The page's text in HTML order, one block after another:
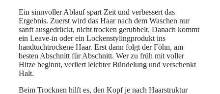
Ein sinnvoller Ablauf spart Zeit und verbessert das
Ergebnis. Zuerst wird das Haar nach dem Waschen nur
sanft ausgedrückt, nicht trocken gerubbelt. Danach kommt
ein Leave-in oder ein Lockenstylingprodukt ins
handtuchtrockene Haar. Erst dann folgt der Föhn, am
besten Abschnitt für Abschnitt. Wer zu früh mit voller
Hitze beginnt, verliert leichter Bündelung und verschenkt
Halt.
Beim Trocknen hilft es, den Kopf je nach Haarstruktur